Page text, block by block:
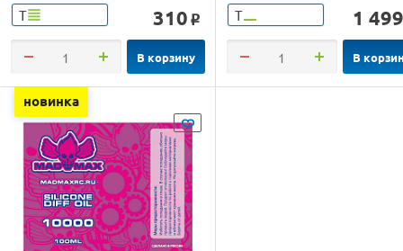
Т 310 o
В корзину
Т 1 499
В
новинка